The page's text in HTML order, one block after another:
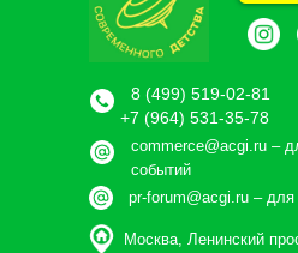
8 (499) 519-02-81
commerce@acgi.ru –
событий
pr-forum@acgi.ru – для
Москва, Ленинский
+7 (964) 531-35-78